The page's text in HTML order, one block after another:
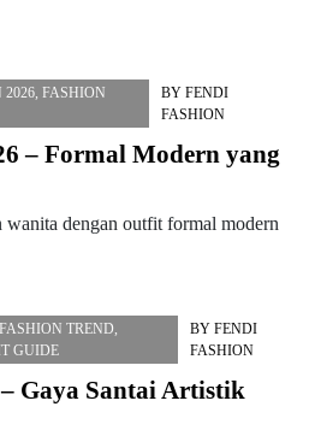
2026 ,FASHION
BY FENDI
FASHION
– Formal Modern yang
dengan outfit formal modern
FASHION TREND
GUIDE
BY FENDI
FASHION
Gaya Santai Artistik